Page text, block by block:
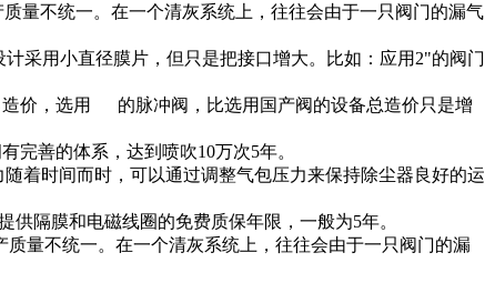
不统一。在一个清灰系统上，往往会由于一只阀门的漏气
采用小直径膜片，但只是把接口增大。比如：应用2"的阀门
价，选用 的脉冲阀，比选用国产阀的设备总造价只是增
善的体系，达到喷吹10万次5年。
着时间而时，可以通过调整气包压力来保持除尘器良好的运
隔膜和电磁线圈的免费质保年限，一般为5年。
量不统一。在一个清灰系统上，往往会由于一只阀门的漏